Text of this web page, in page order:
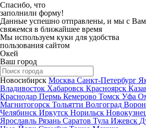
Спасибо, что
заполнили форму!
Данные успешно отправлены, и мы с
свяжемся в ближайшее время
Мы используем куки для удобства
пользования сайтом
Окей
Ваш город
Новосибирск Москва Санкт-Петербург
Владивосток Хабаровск Красноярск
Краснодар Пермь Кемерово Томск Уфа
Магнитогорск Тольятти Волгоград
Челябинск Иркутск Норильск
Ярославль Рязань Саратов Тула Ижевск